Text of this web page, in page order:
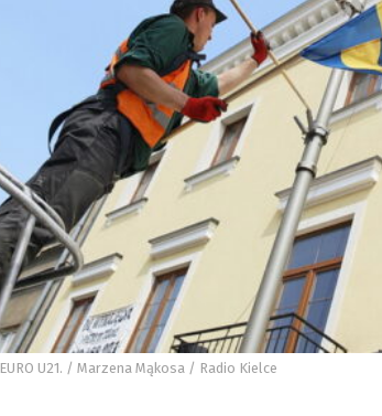
U21. / Marzena Mąkosa / Radio Kielce